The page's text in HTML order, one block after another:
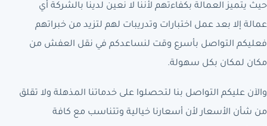
حيث يتميز العمالة بكفاءتهم لأننا لا نعين لدينا بالشركة أي
عمالة إلا بعد عمل اختبارات وتدريبات لهم لتزيد من خبراتهم
فعليكم التواصل بأسرع وقت لنساعدكم في نقل العفش من
مكان لمكان بكل سهولة.
والآن عليكم التواصل بنا لتحصلوا على خدماتنا المذهلة ولا تقلق
من شأن الأسعار لأن أسعارنا خيالية وتتناسب مع كافة